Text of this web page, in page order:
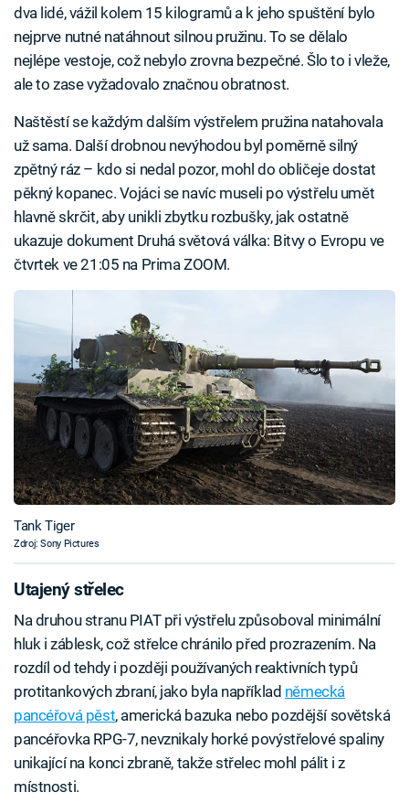
dva lidé, vážil kolem 15 kilogramů a k jeho spuštění bylo
nejprve nutné natáhnout silnou pružinu. To se dělalo
nejlépe vestoje, což nebylo zrovna bezpečné. Šlo to i vleže,
ale to zase vyžadovalo značnou obratnost.
Naštěstí se každým dalším výstřelem pružina natahovala
už sama. Další drobnou nevýhodou byl poměrně silný
zpětný ráz – kdo si nedal pozor, mohl do obličeje dostat
pěkný kopanec. Vojáci se navíc museli po výstřelu umět
hlavně skrčit, aby unikli zbytku rozbušky, jak ostatně
ukazuje dokument Druhá světová válka: Bitvy o Evropu ve
čtvrtek ve 21:05 na Prima ZOOM.
Tank Tiger
Zdroj: Sony Pictures
Utajený střelec
Na druhou stranu PIAT při výstřelu způsoboval minimální
hluk i záblesk, což střelce chránilo před prozrazením. Na
rozdíl od tehdy i později používaných reaktivních typů
protitankových zbraní, jako byla například německá
pancéřová pěst, americká bazuka nebo pozdější sovětská
pancéřovka RPG-7, nevznikaly horké povýstřelové spaliny
unikající na konci zbraně, takže střelec mohl pálit i z
místnosti.